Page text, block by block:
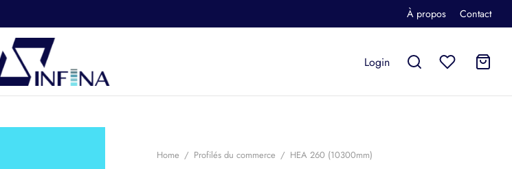
À propos Contact
Login
Home / Profilés du commerce / HEA 260 (10300mm)